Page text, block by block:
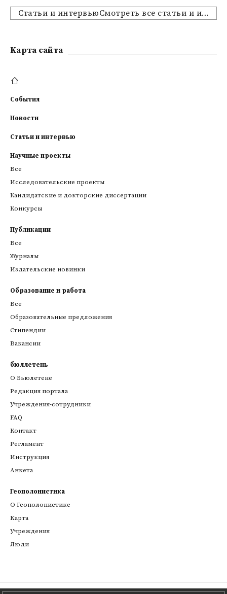
Статьи и интервьюСмотреть все статьи и интервью
Kарта сайта
События
Новости
Статьи и интервью
Научные проекты
Все
Исследовательские проекты
Кандидатские и докторские диссертации
Конкурсы
Публикации
Все
Журналы
Издательские новинки
Образование и работа
Все
Образовательные предложения
Стипендии
Вакансии
бюллетень
О Бьюлетене
Редакция портала
Учреждения-сотрудники
FAQ
Контакт
Регламент
Инструкция
Анкета
Геополонистика
О Геополонистике
Kарта
Учреждения
Люди